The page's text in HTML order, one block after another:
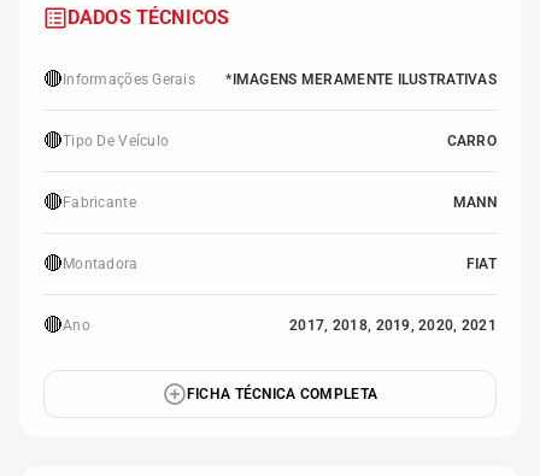
DADOS TÉCNICOS
🔴 Informações Gerais *IMAGENS MERAMENTE ILUSTRATIVAS
🔴Tipo De Veículo CARRO
🔴 Fabricante MANN
🔴 Montadora FIAT
🔴Ano 2017, 2018, 2019, 2020, 2021
FICHA TÉCNICA COMPLETA